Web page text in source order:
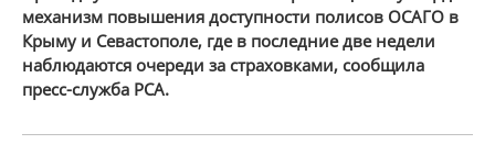
механизм повышения доступности полисов ОСАГО в
Крыму и Севастополе, где в последние две недели
наблюдаются очереди за страховками, сообщила
пресс-служба РСА.